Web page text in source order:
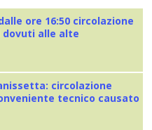
ore 16:50 circolazione
alle alte
circolazione
tecnico causato